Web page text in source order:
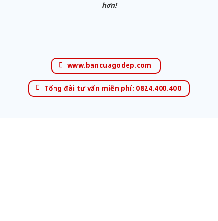
hơn!
www.bancuagodep.com
Tổng đài tư vấn miễn phí: 0824.400.400